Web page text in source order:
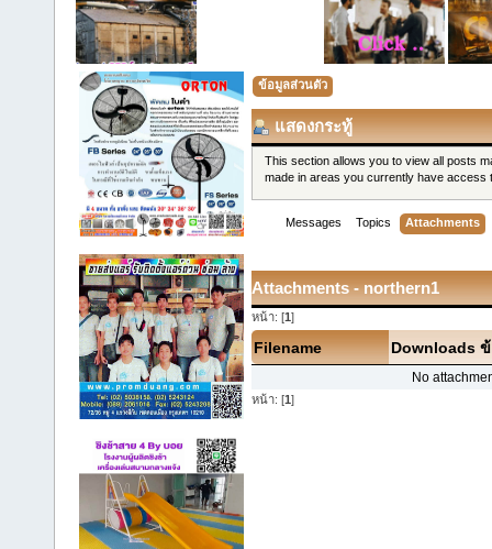
ข้อมูลส่วนตัว
แสดงกระทู้
This section allows you to view all posts
made in areas you currently have access
Messages Topics Attachments
Attachments - northern1
หน้า: [1 ]
Filename Downloads
No
หน้า: [1]